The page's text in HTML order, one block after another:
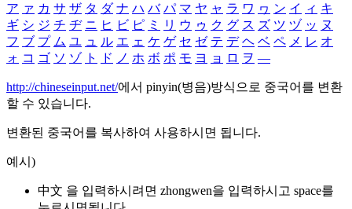
ア ァ カ サ ザ タ ダ ナ ハ バ パ マ ヤ ャ ラ ワ ヮ ン イ ィ キ
ギ シ ジ チ ヂ ニ ヒ ビ ピ ミ リ ウ ゥ ク グ ス ズ ツ ヅ ッ ヌ
フ ブ プ ム ユ ュ ル エ ェ ケ ゲ セ ゼ テ デ ヘ ベ ペ メ レ オ
ォ コ ゴ ソ ゾ ト ド ノ ホ ボ ポ モ ヨ ョ ロ ヲ ―
http://chineseinput.net/에서 pinyin(병음)방식으로 중국어를 변환
할 수 있습니다.
변환된 중국어를 복사하여 사용하시면 됩니다.
예시)
中文 을 입력하시려면 zhongwen을 입력하시고 space를